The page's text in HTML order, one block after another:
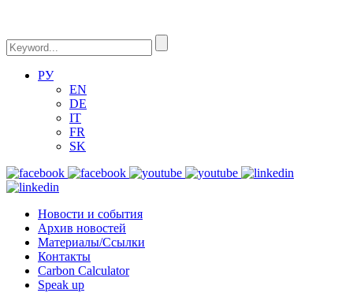
РУ
EN
DE
IT
FR
SK
Новости и события
Архив новостей
Материалы/Ссылки
Контакты
Carbon Calculator
Speak up